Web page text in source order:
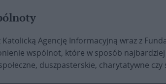
Agencję Informacyjną wraz z
wspólnot, które w sposób
duszpasterskie, charytatywne